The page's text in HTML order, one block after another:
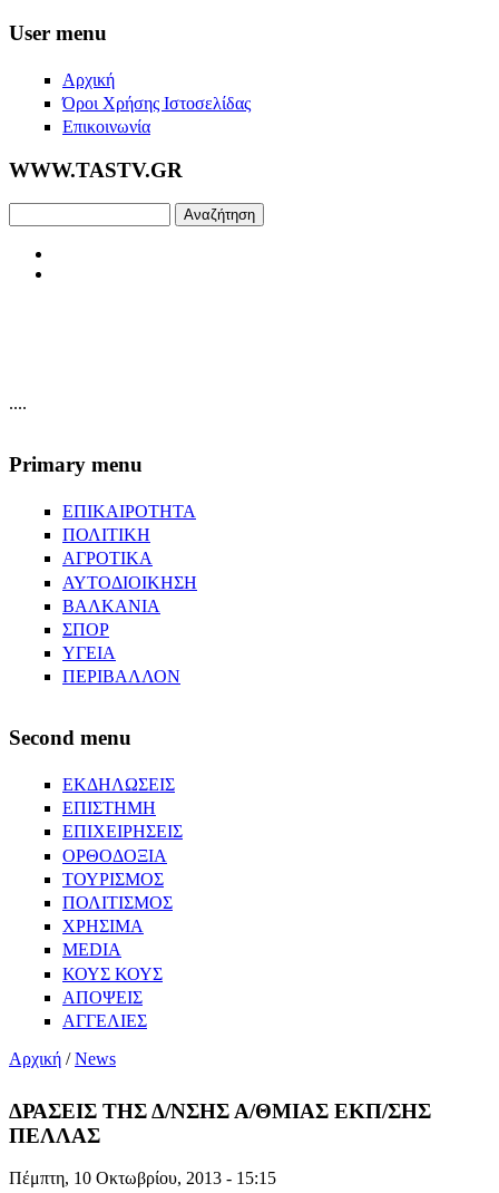
Skip to main content
User menu
Αρχική
Όροι Χρήσης Ιστοσελίδας
Επικοινωνία
WWW.TASTV.GR
....
Primary menu
ΕΠΙΚΑΙΡΟΤΗΤΑ
ΠΟΛΙΤΙΚΗ
ΑΓΡΟΤΙΚΑ
ΑΥΤΟΔΙΟΙΚΗΣΗ
ΒΑΛΚΑΝΙΑ
ΣΠΟΡ
ΥΓΕΙΑ
ΠΕΡΙΒΑΛΛΟΝ
Second menu
ΕΚΔΗΛΩΣΕΙΣ
ΕΠΙΣΤΗΜΗ
ΕΠΙΧΕΙΡΗΣΕΙΣ
ΟΡΘΟΔΟΞΙΑ
ΤΟΥΡΙΣΜΟΣ
ΠΟΛΙΤΙΣΜΟΣ
ΧΡΗΣΙΜΑ
MEDIA
ΚΟΥΣ ΚΟΥΣ
ΑΠΟΨΕΙΣ
ΑΓΓΕΛΙΕΣ
Αρχική /News
ΔΡΑΣΕΙΣ ΤΗΣ Δ/ΝΣΗΣ Α/ΘΜΙΑΣ ΕΚΠ/ΣΗΣ
ΠΕΛΛΑΣ
Πέμπτη, 10 Οκτωβρίου, 2013 - 15:15